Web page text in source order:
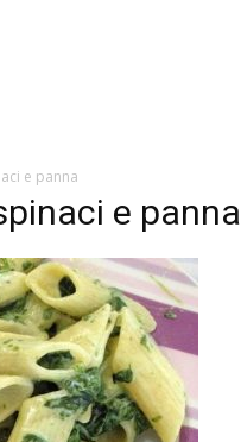
e panna
e panna